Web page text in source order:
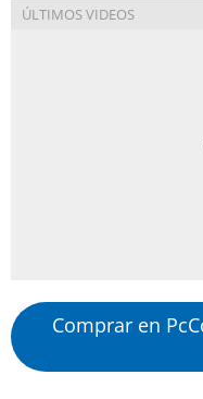
Comprar en